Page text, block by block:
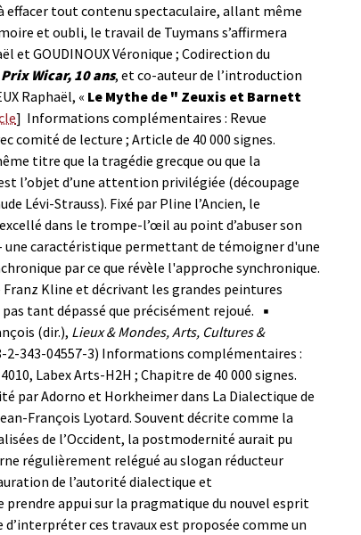
effacer tout contenu spectaculaire, allant même
et oubli, le travail de Tuymans s’affirmera
et GOUDINOUX Véronique ; Codirection du
Prix Wicar, 10 ans, et co-auteur de l’introduction
Raphaël, « Le Mythe de " Zeuxis et Barnett
] Informations complémentaires : Revue
comité de lecture ; Article de 40 000 signes.
titre que la tragédie grecque ou que la
l’objet d’une attention privilégiée (découpage
Lévi-Strauss). Fixé par Pline l’Ancien, le
dans le trompe-l’œil au point d’abuser son
une caractéristique permettant de témoigner d'une
par ce que révèle l'approche synchronique.
Kline et décrivant les grandes peintures
tant dépassé que précisément rejoué. ▪
(dir.), Lieux & Mondes, Arts, Cultures &
2-343-04557-3) Informations complémentaires :
Labex Arts-H2H ; Chapitre de 40 000 signes.
par Adorno et Horkheimer dans La Dialectique de
François Lyotard. Souvent décrite comme la
de l’Occident, la postmodernité aurait pu
régulièrement relégué au slogan réducteur
de l’autorité dialectique et
appui sur la pragmatique du nouvel esprit
ces travaux est proposée comme un